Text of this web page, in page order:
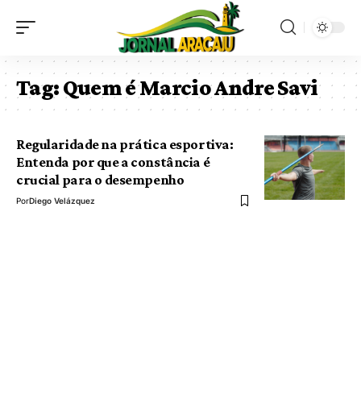
Tag:Quem é Marcio Andre Savi
Regularidade na prática esportiva:
Entenda por que a constância é
crucial para o desempenho
PorDiego Velázquez